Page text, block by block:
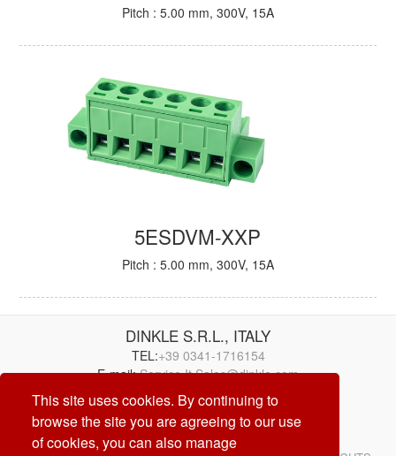
This site uses cookies. By continuing to
browse the site you are agreeing to our use
of cookies, you can also manage
Pitch : 5.00 mm, 300V, 15A
5ESDVM-XXP
Pitch : 5.00 mm, 300V, 15A
DINKLE S.R.L., ITALY
TEL:+39 0341-1716154
E-mail:Service.It.Sales@dinkle.com
26/08/07